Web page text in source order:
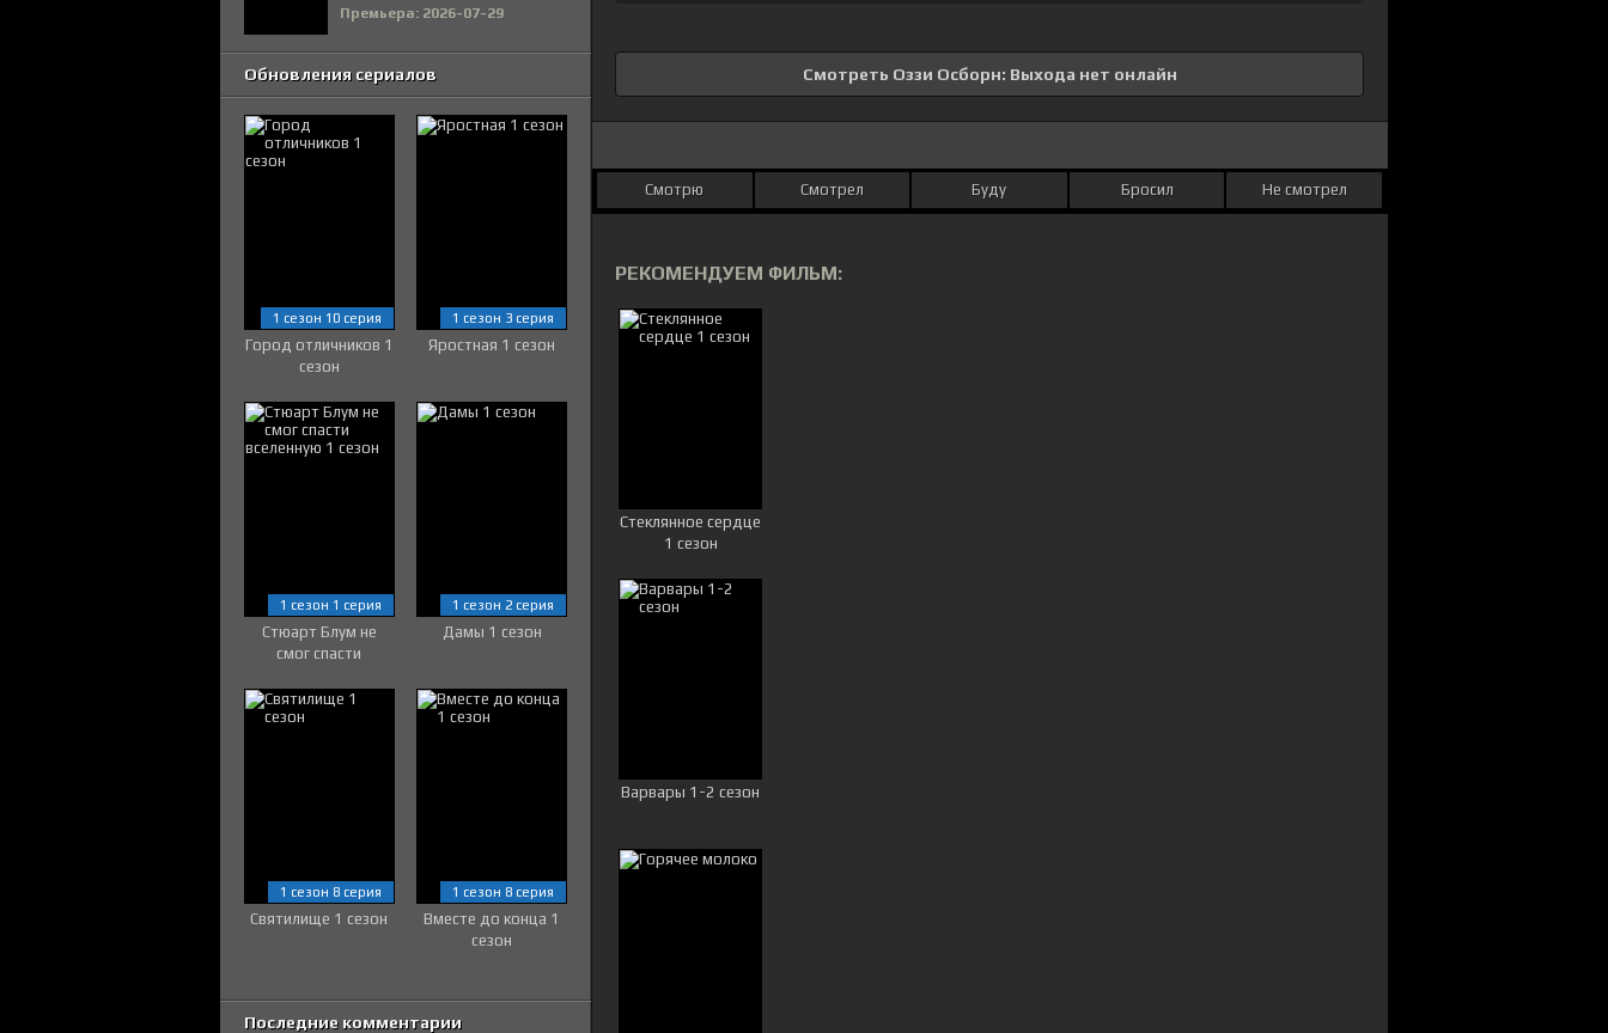
Смотреть Оззи Осборн: Выхода нет онлайн
Смотрю Смотрел Буду Бросил Не смотрел
РЕКОМЕНДУЕМ ФИЛЬМ:
Стеклянное сердце
1 сезон
Варвары 1-2 сезон
Премьера: 2026-07-29
Обновления сериалов
Город отличников 1
сезон
1 сезон 10 серия
Яростная 1 сезон
1 сезон 3 серия
Стюарт Блум не
смог спасти
1 сезон 1 серия
Дамы 1 сезон
1 сезон 2 серия
Святилище 1 сезон
1 сезон 8 серия
Вместе до конца 1
сезон
1 сезон 8 серия
Последние комментарии